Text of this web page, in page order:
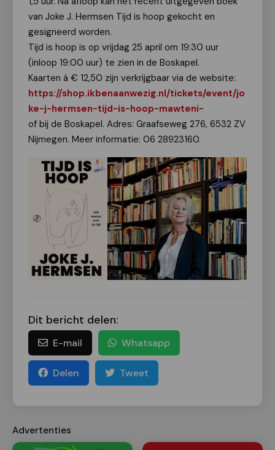
van Joke J. Hermsen Tijd is hoop gekocht en
gesigneerd worden.
Tijd is hoop is op vrijdag 25 april om 19:30 uur
(inloop 19:00 uur) te zien in de Boskapel.
Kaarten á € 12,50 zijn verkrijgbaar via de website:
https://shop.ikbenaanwezig.nl/tickets/event/jo
ke-j-hermsen-tijd-is-hoop-mawteni-
of bij de Boskapel. Adres: Graafseweg 276, 6532 ZV
Nijmegen. Meer informatie: 06 28923160.
Dit bericht delen:
E-mail Whatsapp
Delen Tweet
Advertenties